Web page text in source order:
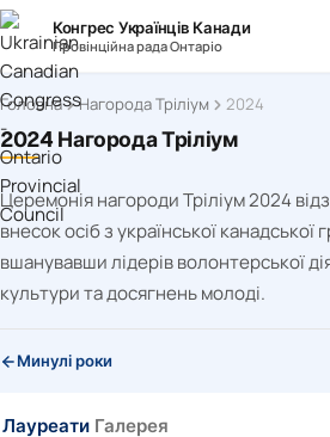
Конгрес Українців Канади
Провінційна рада Онтаріо
Головна Нагорода Тріліум 2024
2024 Нагорода Тріліум
Церемонія нагороди Тріліум 2024
внесок осіб з української канадської
вшанувавши лідерів волонтерської
культури та досягнень молоді.
Минулі роки
Лауреати Галерея